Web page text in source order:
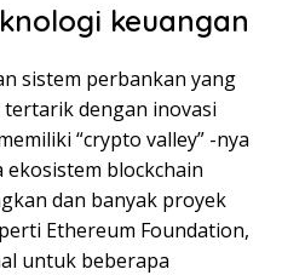
keuangan
sistem perbankan yang
dengan inovasi
“crypto valley” -nya
blockchain
dan banyak proyek
Ethereum Foundation,
untuk beberapa